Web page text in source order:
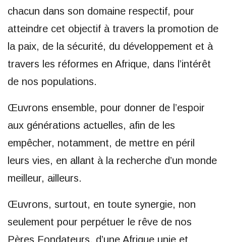
chacun dans son domaine respectif, pour
atteindre cet objectif à travers la promotion de
la paix, de la sécurité, du développement et à
travers les réformes en Afrique, dans l’intérêt
de nos populations.
Œuvrons ensemble, pour donner de l’espoir
aux générations actuelles, afin de les
empêcher, notamment, de mettre en péril
leurs vies, en allant à la recherche d’un monde
meilleur, ailleurs.
Œuvrons, surtout, en toute synergie, non
seulement pour perpétuer le rêve de nos
Pères Fondateurs, d’une Afrique unie et